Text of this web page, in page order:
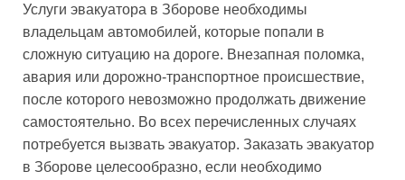
Услуги эвакуатора в Зборове необходимы
владельцам автомобилей, которые попали в
сложную ситуацию на дороге. Внезапная поломка,
авария или дорожно-транспортное происшествие,
после которого невозможно продолжать движение
самостоятельно. Во всех перечисленных случаях
потребуется вызвать эвакуатор. Заказать эвакуатор
в Зборове целесообразно, если необходимо